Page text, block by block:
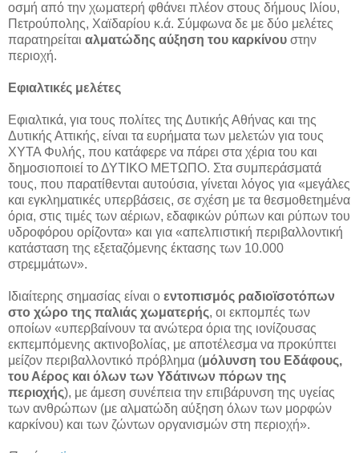
οσμή από την χωματερή φθάνει πλέον στους δήμους Ιλίου,
Πετρούπολης, Χαϊδαρίου κ.ά. Σύμφωνα δε με δύο μελέτες
παρατηρείται αλματώδης αύξηση του καρκίνου στην
περιοχή.
Εφιαλτικές μελέτες
Εφιαλτικά, για τους πολίτες της Δυτικής Αθήνας και της
Δυτικής Αττικής, είναι τα ευρήματα των μελετών για τους
ΧΥΤΑ Φυλής, που κατάφερε να πάρει στα χέρια του και
δημοσιοποιεί το ΔΥΤΙΚΟ ΜΕΤΩΠΟ. Στα συμπεράσματά
τους, που παρατίθενται αυτούσια, γίνεται λόγος για «μεγάλες
και εγκληματικές υπερβάσεις, σε σχέση με τα θεσμοθετημένα
όρια, στις τιμές των αέριων, εδαφικών ρύπων και ρύπων του
υδροφόρου ορίζοντα» και για «απελπιστική περιβαλλοντική
κατάσταση της εξεταζόμενης έκτασης των 10.000
στρεμμάτων».
Ιδιαίτερης σημασίας είναι ο εντοπισμός ραδιοϊσοτόπων
στο χώρο της παλιάς χωματερής, οι εκπομπές των
οποίων «υπερβαίνουν τα ανώτερα όρια της ιονίζουσας
εκπεμπόμενης ακτινοβολίας, με αποτέλεσμα να προκύπτει
μείζον περιβαλλοντικό πρόβλημα (μόλυνση του Εδάφους,
του Αέρος και όλων των Υδάτινων πόρων της
περιοχής), με άμεση συνέπεια την επιβάρυνση της υγείας
των ανθρώπων (με αλματώδη αύξηση όλων των μορφών
καρκίνου) και των ζώντων οργανισμών στη περιοχή».